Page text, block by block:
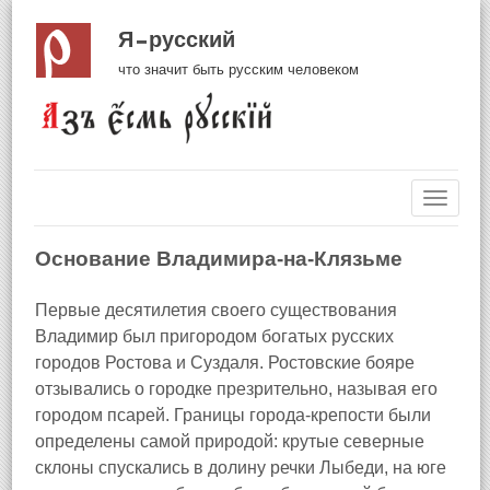
Я русский
что значит быть русским человеком
Основание Владимира-на-Клязьме
Первые десятилетия своего существования
Владимир был пригородом богатых русских
городов Ростова и Суздаля. Ростовские бояре
отзывались о городке презрительно, называя его
городом псарей. Границы города-крепости были
определены самой природой: крутые северные
склоны спускались в долину речки Лыбеди, на юге